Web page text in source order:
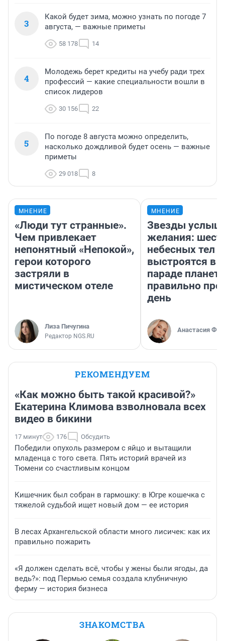
3
Какой будет зима, можно узнать по погоде 7
августа, — важные приметы
58 178 14
4
Молодежь берет кредиты на учебу ради трех
профессий — какие специальности вошли в
список лидеров
30 156 22
5
По погоде 8 августа можно определить,
насколько дождливой будет осень — важные
приметы
29 018 8
МНЕНИЕ
«Люди тут странные».
Чем привлекает
непонятный «Непокой»,
герои которого
застряли в
мистическом отеле
Лиза Пичугина
Редактор NGS.RU
МНЕНИЕ
Звезды
желания:
небесных тел
выстроятся в
параде планет
правильно
день
Анастасия
РЕКОМЕНДУЕМ
«Как можно быть такой красивой?»
Екатерина Климова взволновала всех
видео в бикини
17 минут 176 Обсудить
Победили опухоль размером с яйцо и вытащили
младенца с того света. Пять историй врачей из
Тюмени со счастливым концом
Кишечник был собран в гармошку: в Югре кошечка с
тяжелой судьбой ищет новый дом — ее история
В лесах Архангельской области много лисичек: как их
правильно пожарить
«Я должен сделать всё, чтобы у жены были ягоды, да
ведь?»: под Пермью семья создала клубничную
ферму — история бизнеса
ЗНАКОМСТВА